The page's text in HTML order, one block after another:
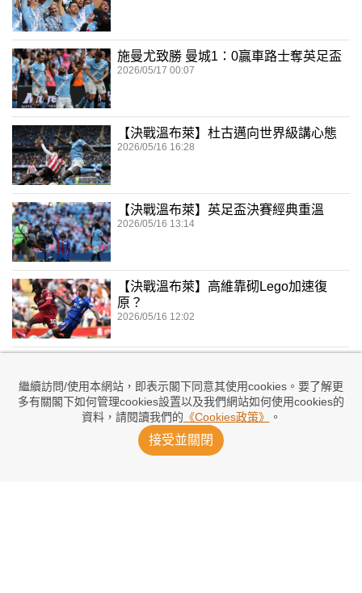
繼續訪問/使用本網站，即表示閣下同意其使用cookies。要了解更
多有關閣下如何管理cookies設置以及我們網站如何使用cookies的
資料，請閱讀我們的 《Cookies政策》 。
接受並關閉
施曼尤致勝 曼城1：0贏車路士奪英足盃
2026/05/17 00:07
【決戰溫布萊】杜古邁向世界級講心態
2026/05/16 16:28
【決戰溫布萊】英足盃決賽經典重溫
2026/05/16 13:14
【決戰溫布萊】高維靠砌Lego加速復
原？
2026/05/16 12:02
關珮姿：車路士為征歐戰 足總盃背
「城」借一